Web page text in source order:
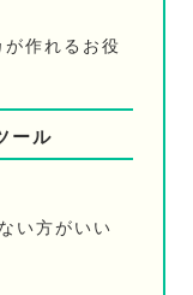
作れるお役
ール
い方がいい